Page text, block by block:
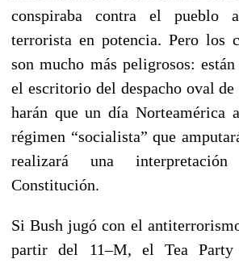
conspiraba contra el pueblo
terrorista en potencia. Pero los
son mucho más peligrosos: están
el escritorio del despacho oval
harán que un día Norteamérica
régimen “socialista” que
realizará una
Constitución.
Si Bush jugó con el
partir del 11–M, el Tea Party